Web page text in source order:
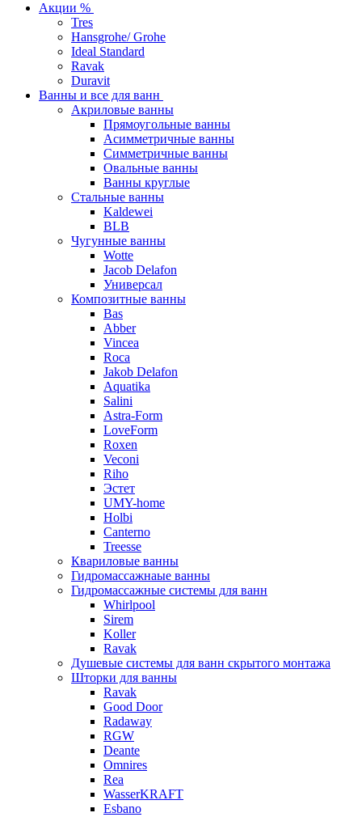
Акции %
Tres
Hansgrohe/ Grohe
Ideal Standard
Ravak
Duravit
Ванны и все для ванн
Акриловые ванны
Прямоугольные ванны
Асимметричные ванны
Симметричные ванны
Овальные ванны
Ванны круглые
Стальные ванны
Kaldewei
BLB
Чугунные ванны
Wotte
Jacob Delafon
Универсал
Композитные ванны
Bas
Abber
Vincea
Roca
Jakob Delafon
Aquatika
Salini
Astra-Form
LoveForm
Roxen
Veconi
Riho
Эстет
UMY-home
Holbi
Canterno
Treesse
Квариловые ванны
Гидромассажнаые ванны
Гидромассажные системы для ванн
Whirlpool
Sirem
Koller
Ravak
Душевые системы для ванн скрытого монтажа
Шторки для ванны
Ravak
Good Door
Radaway
RGW
Deante
Omnires
Rea
WasserKRAFT
Esbano